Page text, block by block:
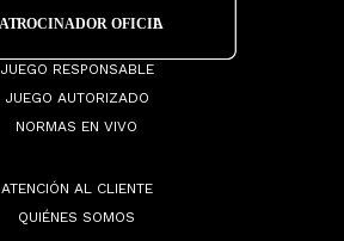
JUEGO RESPONSABLE
JUEGO AUTORIZADO
NORMAS EN VIVO
ATENCIÓN AL CLIENTE
QUIÉNES SOMOS